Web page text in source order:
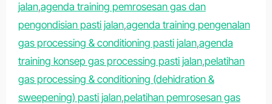
jalan,agenda training pemrosesan gas dan
pengondisian pasti jalan,agenda training pengenalan
gas processing & conditioning pasti jalan,agenda
training konsep gas processing pasti jalan,pelatihan
gas processing & conditioning (dehidration &
sweepening) pasti jalan,pelatihan pemrosesan gas